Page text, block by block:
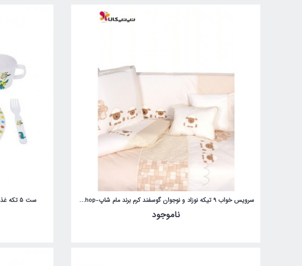
سرویس خواب 9 تیکه نوزاد و نوجوان گوسفند کرم برند مام شاپ-momshop
ناموجود
ست 5 تکه غذاخوری مدلDinosaur بیبی فور لایف baby4life